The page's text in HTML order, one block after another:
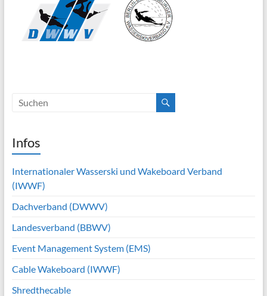
Infos
Internationaler Wasserski und Wakeboard Verband
(IWWF)
Dachverband (DWWV)
Landesverband (BBWV)
Event Management System (EMS)
Cable Wakeboard (IWWF)
Shredthecable